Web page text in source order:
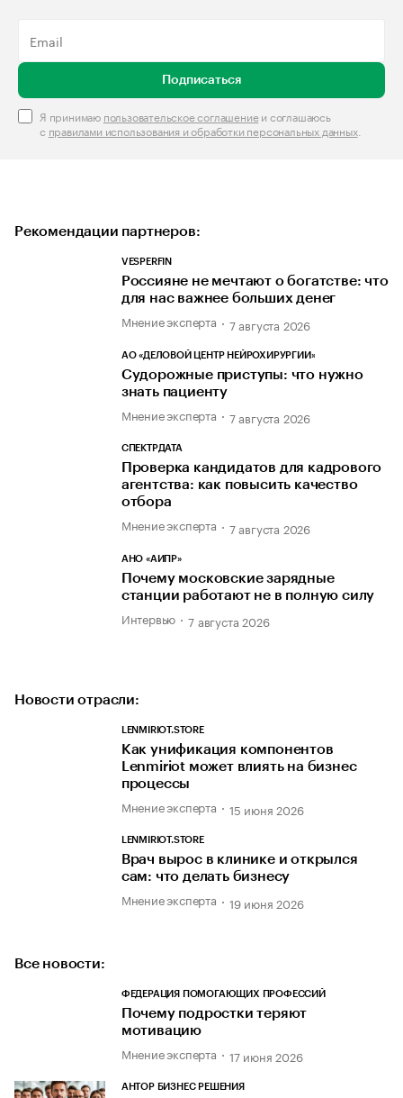
Подписаться
Я принимаю пользовательское соглашениеи соглашаюсь
с правилами использования и обработки персональных данных.
Рекомендации партнеров:
VESPERFIN
Россияне не мечтают о богатстве: что
для нас важнее больших денег
Мнение эксперта 7 августа 2026
АО «ДЕЛОВОЙ ЦЕНТР НЕЙРОХИРУРГИИ»
Судорожные приступы: что нужно
знать пациенту
Мнение эксперта 7 августа 2026
СПЕКТРДАТА
Проверка кандидатов для кадрового
агентства: как повысить качество
отбора
Мнение эксперта 7 августа 2026
АНО «АИПР»
Почему московские зарядные
станции работают не в полную силу
Интервью 7 августа 2026
Новости отрасли:
LENMIRIOT.STORE
Как унификация компонентов
Lenmiriot может влиять на бизнес
процессы
Мнение эксперта 15 июня 2026
LENMIRIOT.STORE
Врач вырос в клинике и открылся
сам: что делать бизнесу
Мнение эксперта 19 июня 2026
Все новости:
ФЕДЕРАЦИЯ ПОМОГАЮЩИХ ПРОФЕССИЙ
Почему подростки теряют
мотивацию
Мнение эксперта 17 июня 2026
АНТОР БИЗНЕС РЕШЕНИЯ